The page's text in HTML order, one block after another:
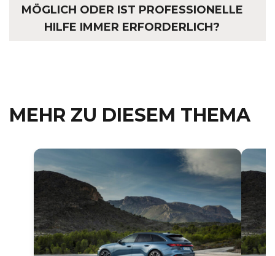
MÖGLICH ODER IST PROFESSIONELLE
HILFE IMMER ERFORDERLICH?
MEHR ZU DIESEM THEMA